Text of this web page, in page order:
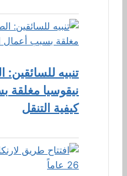
تنبيه
نيقوسيا مغلقة
كيفية التنقل